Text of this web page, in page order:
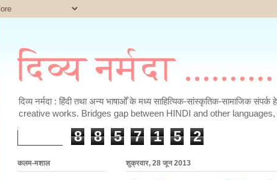
दिव्य नर्मदा
दिव्य नर्मदा : हिंदी तथा अन्य भाषाओँ के मध्य साहित्यिक-सांस्कृतिक-सामाजिक
creative works. Bridges gap between HINDI and other
8 8 5 7 1 5 2
शुक्रवार, 28 जून 2013
कलम-मशाल